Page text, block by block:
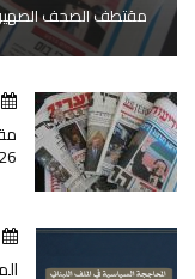
مقتطف الصحف الصهيونية